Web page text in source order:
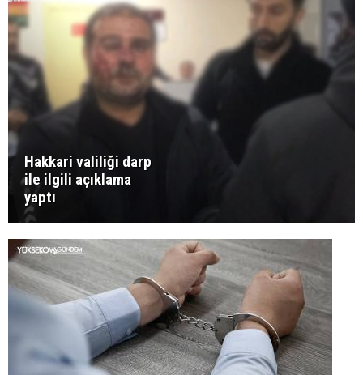
Hakkari valiliği darp
ile ilgili açıklama
yaptı